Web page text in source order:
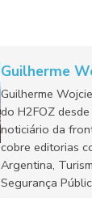
Guilherme
Guilherme
do H2FOZ
noticiário da
cobre editorias
Argentina,
Segurança